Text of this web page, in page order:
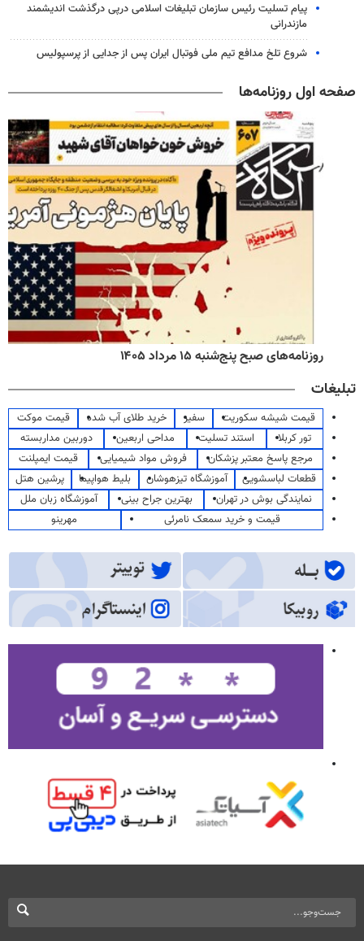
پیام تسلیت رئیس سازمان تبلیغات اسلامی درپی درگذشت اندیشمند
مازندرانی
شروع تلخ مدافع تیم ملی فوتبال ایران پس از جدایی از پرسپولیس
صفحه اول روزنامه‌ها
روزنامه‌های صبح پنج‌شنبه ۱۵ مرداد ۱۴۰۵
تبلیغات
قیمت شیشه سکوریت سفیر خرید طلای آب شده
قیمت موکت
تور کربلا
استند تسلیت مداحی اربعین
دوربین مداربسته
مرجع پاسخ معتبر پزشکان
فروش مواد شیمیایی
قیمت ایمپلنت
قطعات لباسشویی
آموزشگاه تیزهوشان بلیط هواپیما
پرشین هتل
نمایندگی بوش در تهران
بهترین جراح بینی
آموزشگاه زبان ملل
قیمت و خرید سمعک نامرئی
مهرینو